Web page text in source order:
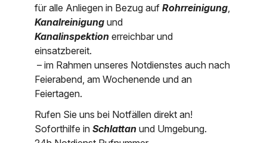
für alle Anliegen in Bezug aufRohrreinigung
Kanalreinigung und
Kanalinspektion erreichbar und
einsatzbereit.
– im Rahmen unseres Notdienstes auch nach
Feierabend, am Wochenende und an
Feiertagen.
Rufen Sie uns bei Notfällen direkt an!
Soforthilfe inSchlattanund Umgebung.